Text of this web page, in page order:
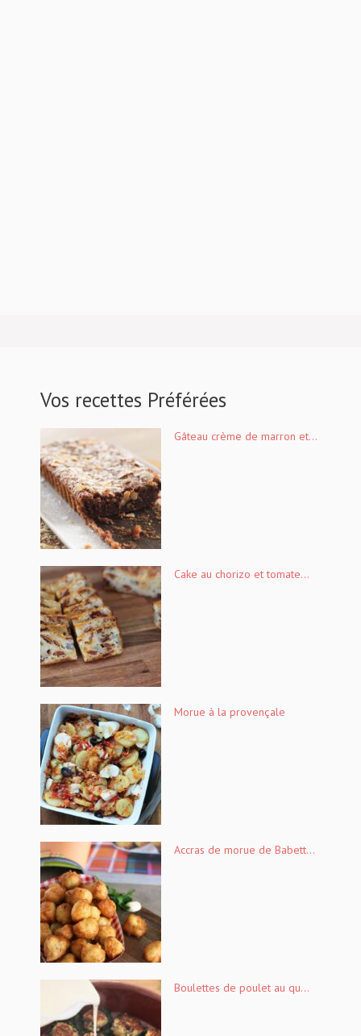
Vos recettes Préférées
Gâteau crème de marron et...
Cake au chorizo et tomate...
Morue à la provençale
Accras de morue de Babett...
Boulettes de poulet au qu...